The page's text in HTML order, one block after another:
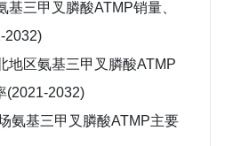
基三甲叉膦酸ATMP销量、
2032)
地区氨基三甲叉膦酸ATMP
(2021-2032)
氨基三甲叉膦酸ATMP主要